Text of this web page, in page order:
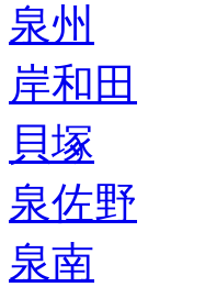
泉州
岸和田
貝塚
泉佐野
泉南